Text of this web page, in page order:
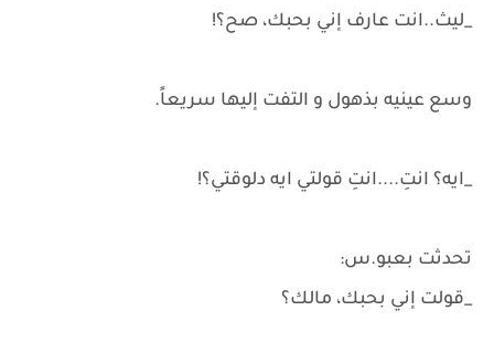
_ليث..انت عارف إني بحبك، صح؟!
وسع عينيه بذهول و التفت إليها سريعاً.
_ايه؟ انتِ....انتِ قولتي ايه دلوقتي؟!
تحدثت بعبو.س:
_قولت إني بحبك، مالك؟